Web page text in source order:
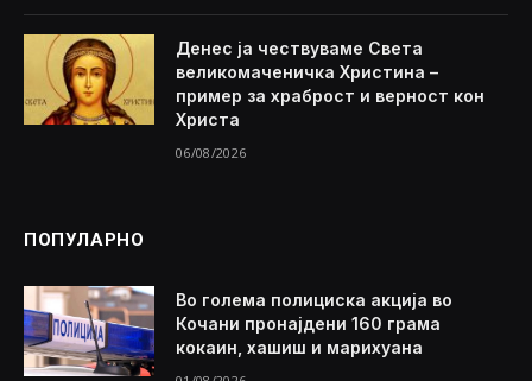
Денес ја чествуваме Света
великомаченичка Христина –
пример за храброст и верност кон
Христа
06/08/2026
ПОПУЛАРНО
Во голема полициска акција во
Кочани пронајдени 160 грама
кокаин, хашиш и марихуана